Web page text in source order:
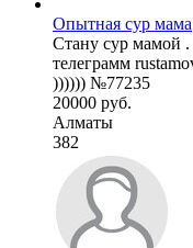
Опытная сур мама
Стану сур мамой
телеграмм
)))))) №77235
20000 руб.
Алматы
382